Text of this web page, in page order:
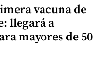
vacuna de
llegará a
mayores de 50